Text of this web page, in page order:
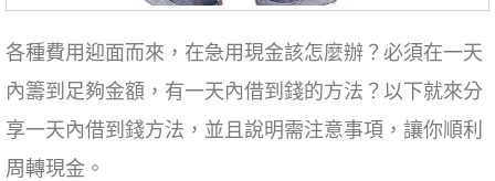
各種費用迎面而來，在急用現金該怎麼辦？必須在一天
內籌到足夠金額，有一天內借到錢的方法？以下就來分
享一天內借到錢方法，並且說明需注意事項，讓你順利
周轉現金。